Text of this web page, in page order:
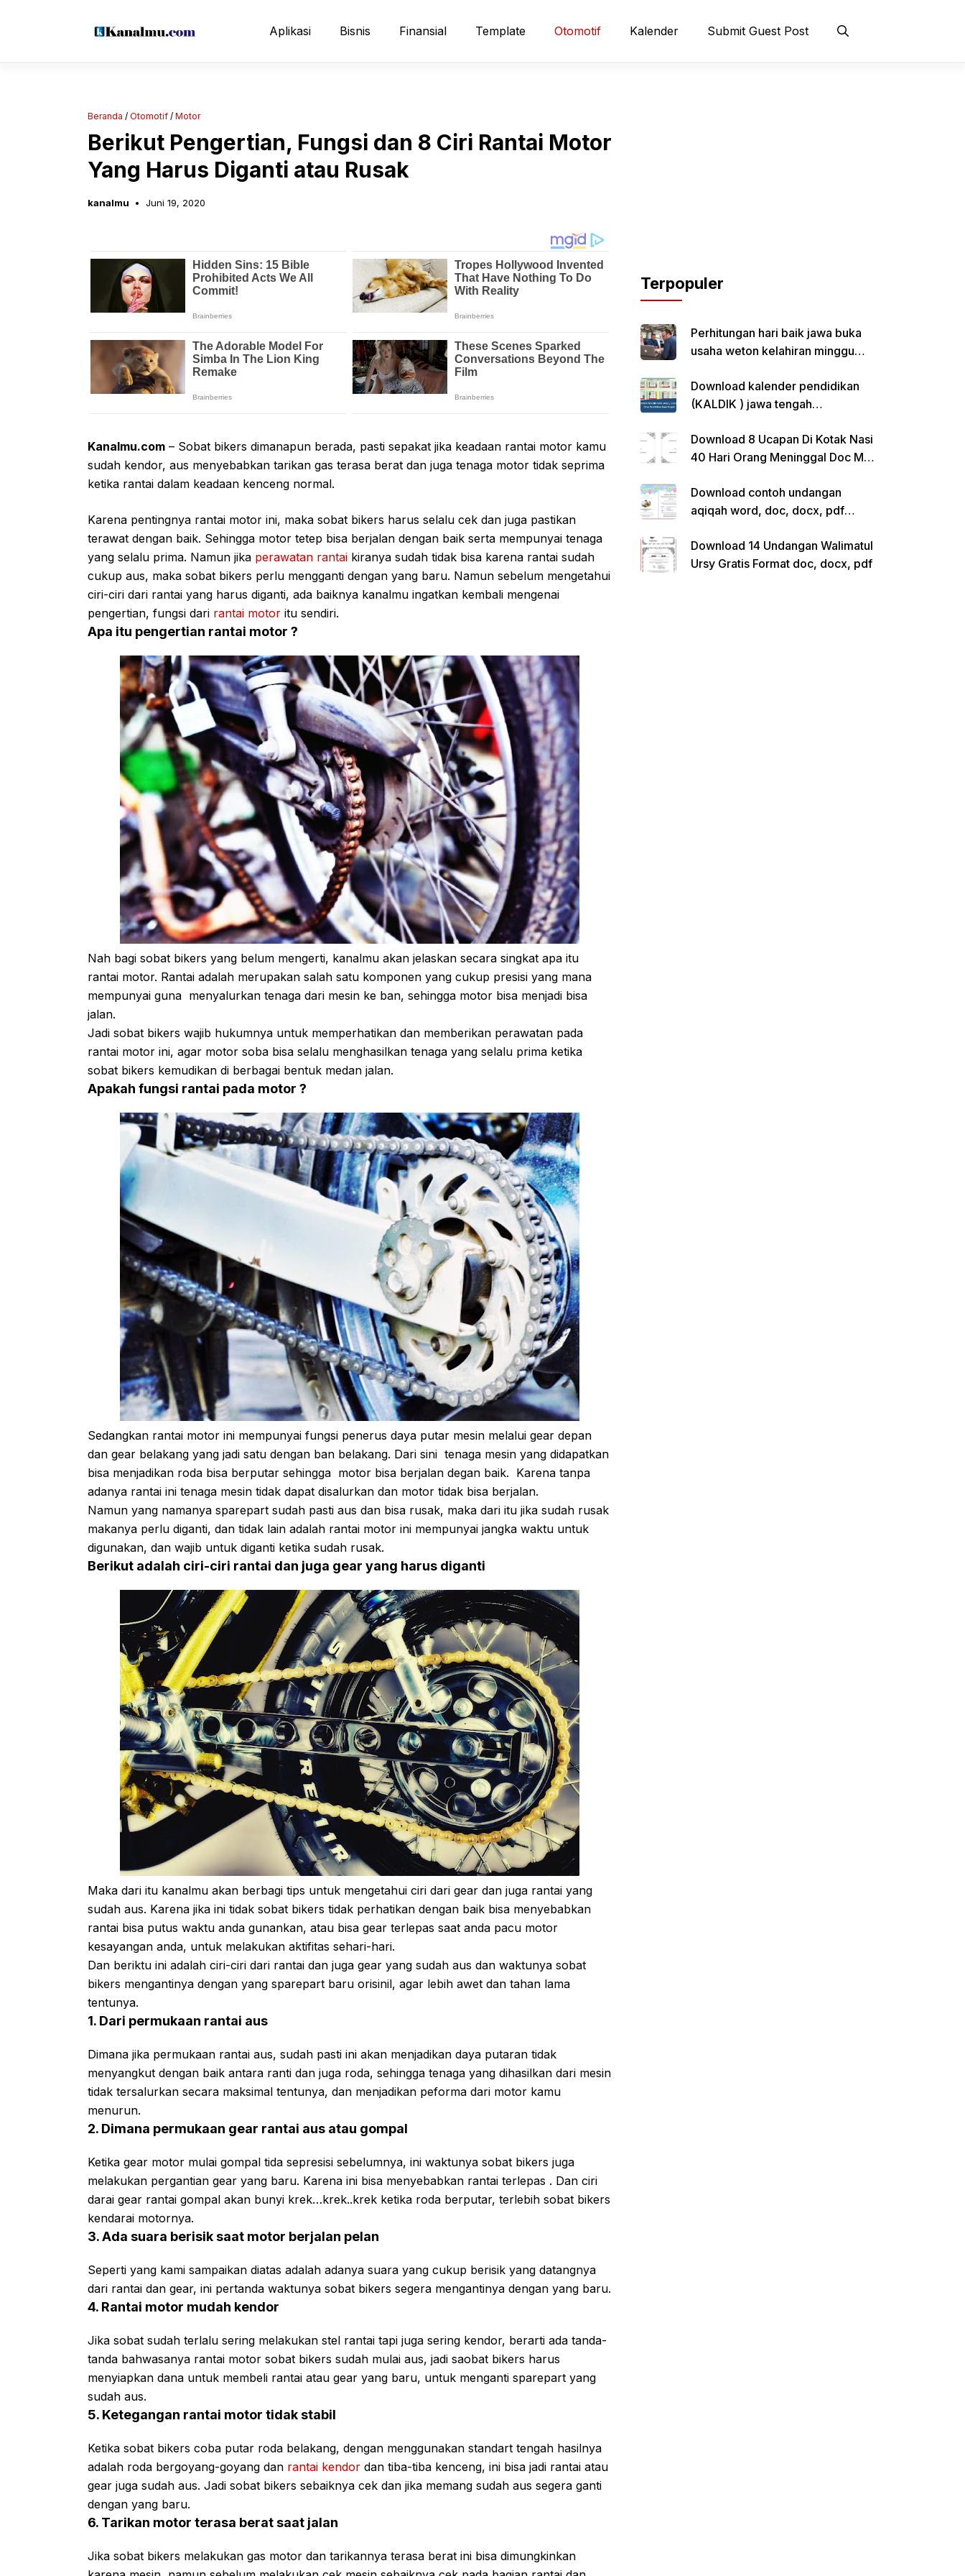
Aplikasi Bisnis Finansial Template Otomotif Kalender Submit Guest Post
Beranda / Otomotif / Motor
Berikut Pengertian, Fungsi dan 8 Ciri Rantai Motor
Yang Harus Diganti atau Rusak
kanalmu Juni 19, 2020
Kanalmu.com – Sobat bikers dimanapun berada, pasti sepakat jika keadaan rantai motor kamu
sudah kendor, aus menyebabkan tarikan gas terasa berat dan juga tenaga motor tidak seprima
ketika rantai dalam keadaan kenceng normal.
Karena pentingnya rantai motor ini, maka sobat bikers harus selalu cek dan juga pastikan
terawat dengan baik. Sehingga motor tetep bisa berjalan dengan baik serta mempunyai tenaga
yang selalu prima. Namun jika perawatan rantai kiranya sudah tidak bisa karena rantai sudah
cukup aus, maka sobat bikers perlu mengganti dengan yang baru. Namun sebelum mengetahui
ciri-ciri dari rantai yang harus diganti, ada baiknya kanalmu ingatkan kembali mengenai
pengertian, fungsi dari rantai motor itu sendiri.
Apa itu pengertian rantai motor ?
Nah bagi sobat bikers yang belum mengerti, kanalmu akan jelaskan secara singkat apa itu
rantai motor. Rantai adalah merupakan salah satu komponen yang cukup presisi yang mana
mempunyai guna menyalurkan tenaga dari mesin ke ban, sehingga motor bisa menjadi bisa
jalan.
Jadi sobat bikers wajib hukumnya untuk memperhatikan dan memberikan perawatan pada
rantai motor ini, agar motor soba bisa selalu menghasilkan tenaga yang selalu prima ketika
sobat bikers kemudikan di berbagai bentuk medan jalan.
Apakah fungsi rantai pada motor ?
Sedangkan rantai motor ini mempunyai fungsi penerus daya putar mesin melalui gear depan
dan gear belakang yang jadi satu dengan ban belakang. Dari sini tenaga mesin yang didapatkan
bisa menjadikan roda bisa berputar sehingga motor bisa berjalan degan baik. Karena tanpa
adanya rantai ini tenaga mesin tidak dapat disalurkan dan motor tidak bisa berjalan.
Namun yang namanya sparepart sudah pasti aus dan bisa rusak, maka dari itu jika sudah rusak
makanya perlu diganti, dan tidak lain adalah rantai motor ini mempunyai jangka waktu untuk
digunakan, dan wajib untuk diganti ketika sudah rusak.
Berikut adalah ciri-ciri rantai dan juga gear yang harus diganti
Maka dari itu kanalmu akan berbagi tips untuk mengetahui ciri dari gear dan juga rantai yang
sudah aus. Karena jika ini tidak sobat bikers tidak perhatikan dengan baik bisa menyebabkan
rantai bisa putus waktu anda gunankan, atau bisa gear terlepas saat anda pacu motor
kesayangan anda, untuk melakukan aktifitas sehari-hari.
Dan beriktu ini adalah ciri-ciri dari rantai dan juga gear yang sudah aus dan waktunya sobat
bikers mengantinya dengan yang sparepart baru orisinil, agar lebih awet dan tahan lama
tentunya.
1. Dari permukaan rantai aus
Dimana jika permukaan rantai aus, sudah pasti ini akan menjadikan daya putaran tidak
menyangkut dengan baik antara ranti dan juga roda, sehingga tenaga yang dihasilkan dari mesin
tidak tersalurkan secara maksimal tentunya, dan menjadikan peforma dari motor kamu
menurun.
2. Dimana permukaan gear rantai aus atau gompal
Ketika gear motor mulai gompal tida sepresisi sebelumnya, ini waktunya sobat bikers juga
melakukan pergantian gear yang baru. Karena ini bisa menyebabkan rantai terlepas . Dan ciri
darai gear rantai gompal akan bunyi krek…krek..krek ketika roda berputar, terlebih sobat bikers
kendarai motornya.
3. Ada suara berisik saat motor berjalan pelan
Seperti yang kami sampaikan diatas adalah adanya suara yang cukup berisik yang datangnya
dari rantai dan gear, ini pertanda waktunya sobat bikers segera mengantinya dengan yang baru.
4. Rantai motor mudah kendor
Jika sobat sudah terlalu sering melakukan stel rantai tapi juga sering kendor, berarti ada tanda-
tanda bahwasanya rantai motor sobat bikers sudah mulai aus, jadi saobat bikers harus
menyiapkan dana untuk membeli rantai atau gear yang baru, untuk menganti sparepart yang
sudah aus.
5. Ketegangan rantai motor tidak stabil
Ketika sobat bikers coba putar roda belakang, dengan menggunakan standart tengah hasilnya
adalah roda bergoyang-goyang dan rantai kendor dan tiba-tiba kenceng, ini bisa jadi rantai atau
gear juga sudah aus. Jadi sobat bikers sebaiknya cek dan jika memang sudah aus segera ganti
dengan yang baru.
6. Tarikan motor terasa berat saat jalan
Jika sobat bikers melakukan gas motor dan tarikannya terasa berat ini bisa dimungkinkan
Terpopuler
Perhitungan hari baik jawa buka
usaha weton kelahiran minggu
Download kalender pendidikan
(KALDIK ) jawa tengah
Download 8 Ucapan Di Kotak Nasi
40 Hari Orang Meninggal Doc Ms.
Download contoh undangan
aqiqah word, doc, docx, pdf
Download 14 Undangan Walimatul
Ursy Gratis Format doc, docx, pdf